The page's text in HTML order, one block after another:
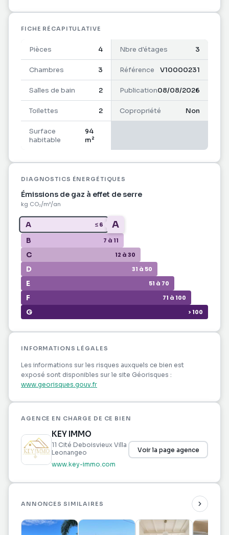
chambres. Pour le bien-être de tous, la présence
d'un grand nombre de salles de bains vous
permettra de démarrer la journée sans stress.
Dehors, le domicile s'accompagne d'une terrasse.
Il donne accès à une aire de parking privative qui
facilite le stationnement. Le prix de vente s'élève à
243 800 EUR.
FICHE RÉCAPITULATIVE
Pièces 4 Nbre d'étages 3
Chambres 3 Référence V10000231
Salles de bain 2 Publication08/08/2026
Toilettes 2 Copropriété Non
Surface
habitable
94
m²
DIAGNOSTICS ÉNERGÉTIQUES
Émissions de gaz à effet de serre
kg CO₂/m²/an
A ≤ 6 A
B 7 à 11
C 12 à 30
D 31 à 50
E 51 à 70
F 71 à 100
G > 100
INFORMATIONS LÉGALES
Les informations sur les risques auxquels ce bien est
exposé sont disponibles sur le site Géorisques :
www.georisques.gouv.fr
AGENCE EN CHARGE DE CE BIEN
KEY IMMO
11 Cité Deboisvieux Villa
Leonangeo
www.key-immo.com
Voir la page agence
ANNONCES SIMILAIRES